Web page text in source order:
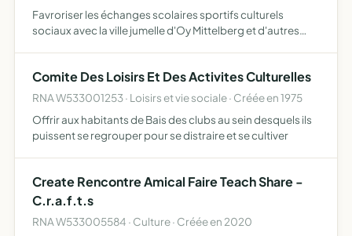
Favroriser les échanges scolaires sportifs culturels
sociaux avec la ville jumelle d'Oy Mittelberg et d'autres
Comite Des Loisirs Et Des Activites Culturelles
RNA W533001253 · Loisirs et vie sociale · Créée en 1975
Offrir aux habitants de Bais des clubs au sein desquels ils
puissent se regrouper pour se distraire et se cultiver
Create Rencontre Amical Faire Teach Share -
C.r.a.f.t.s
RNA W533005584 · Culture · Créée en 2020